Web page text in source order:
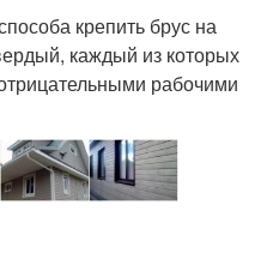
крепить брус на
каждый из которых
рабочими